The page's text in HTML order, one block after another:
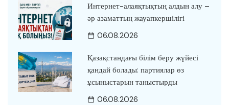
Интернет-алаяқтықтың алдын алу –
әр азаматтың жауапкершілігі
06.08.2026
Қазақстандағы білім беру жүйесі
қандай болады: партиялар өз
ұсыныстарын таныстырды
06.08.2026